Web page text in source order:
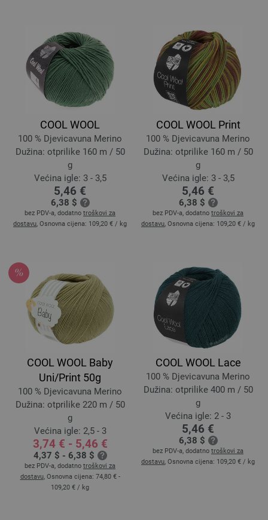
COOL WOOL
100 % Djevicavuna Merino
Dužina: otprilike 160 m / 50
g
Većina igle: 3 - 3,5
5,46 €
6,38 $
bez PDV-a, dodatno troškovi za
dostavu, Osnovna cijena: 109,20 € / kg
COOL WOOL Print
100 % Djevicavuna Merino
Dužina: otprilike 160 m / 50
g
Većina igle: 3 - 3,5
5,46 €
6,38 $
bez PDV-a, dodatno troškovi za
dostavu, Osnovna cijena: 109,20 € / kg
COOL WOOL Baby
Uni/Print 50g
100 % Djevicavuna Merino
Dužina: otprilike 220 m / 50
g
Većina igle: 2,5 - 3
3,74 € - 5,46 €
4,37 $ - 6,38 $
bez PDV-a, dodatno troškovi za
dostavu, Osnovna cijena: 74,80 € -
109,20 € / kg
COOL WOOL Lace
100 % Djevicavuna Merino
Dužina: otprilike 400 m / 50
g
Većina igle: 2 - 3
5,46 €
6,38 $
bez PDV-a, dodatno troškovi za
dostavu, Osnovna cijena: 109,20 € / kg